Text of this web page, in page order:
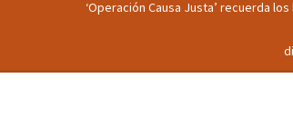
‘Operación Causa Justa’ recuerda